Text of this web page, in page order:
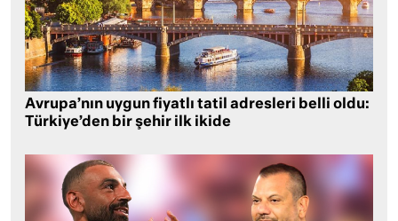
Avrupa’nın uygun fiyatlı tatil adresleri belli oldu:
Türkiye’den bir şehir ilk ikide